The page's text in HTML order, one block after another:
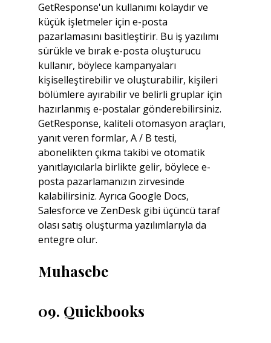
GetResponse'un kullanımı kolaydır ve
küçük işletmeler için e-posta
pazarlamasını basitleştirir. Bu iş yazılımı
sürükle ve bırak e-posta oluşturucu
kullanır, böylece kampanyaları
kişiselleştirebilir ve oluşturabilir, kişileri
bölümlere ayırabilir ve belirli gruplar için
hazırlanmış e-postalar gönderebilirsiniz.
GetResponse, kaliteli otomasyon araçları,
yanıt veren formlar, A / B testi,
abonelikten çıkma takibi ve otomatik
yanıtlayıcılarla birlikte gelir, böylece e-
posta pazarlamanızın zirvesinde
kalabilirsiniz. Ayrıca Google Docs,
Salesforce ve ZenDesk gibi üçüncü taraf
olası satış oluşturma yazılımlarıyla da
entegre olur.
Muhasebe
09. Quickbooks